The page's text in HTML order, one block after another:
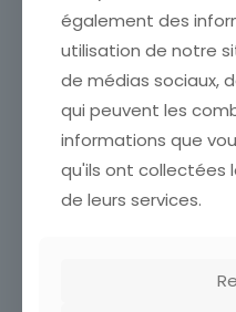
PLACE DU BREUIL ET LA
FONTAINE
6,90€
Ajouter au panier
également des
utilisation de notre
de médias sociaux,
qui peuvent les
informations que
qu'ils ont collectées
de leurs services.